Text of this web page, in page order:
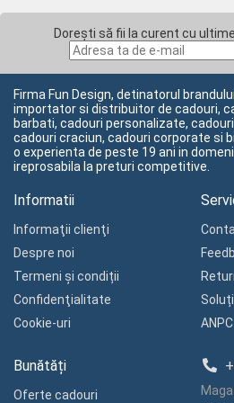
Dorești să fii la curent cu
Firma Fun Design, detinatorul
importator si distribuitor de cadouri,
barbati, cadouri personalizate,
cadouri craciun, cadouri corporate si
o experienta de peste 19 ani in
ireprosabila la preturi competitive.
Informatii
Informaţii clienţi
Despre noi
Termeni și condiții
Confidenţialitate
Cookie-uri
ANPC
Bunătăți
Oferte cadouri